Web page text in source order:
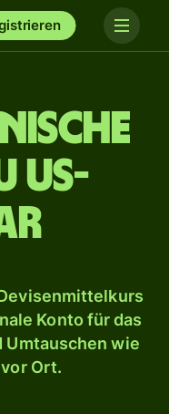
US-
Konto für das
Umtauschen wie
Ort.